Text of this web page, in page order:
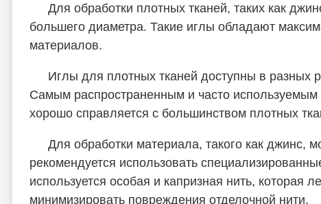
Для обработки плотных тканей, таких как
большего диаметра. Такие иглы обладают
материалов.
Иглы для плотных тканей доступны в разных
Самым распространенным и часто
хорошо справляется с большинством плотных
Для обработки материала, такого как джинс,
рекомендуется использовать
используется особая и капризная нить,
минимизировать повреждения отделочной нити.